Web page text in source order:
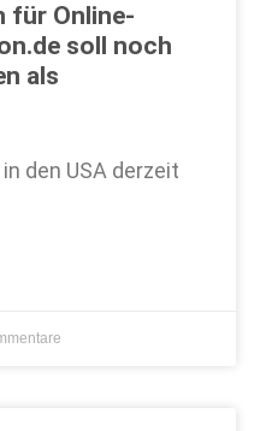
für Online-
soll noch
als
den USA derzeit